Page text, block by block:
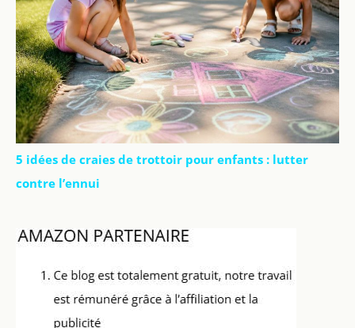
5 idées de craies de trottoir pour enfants : lutter
contre l’ennui